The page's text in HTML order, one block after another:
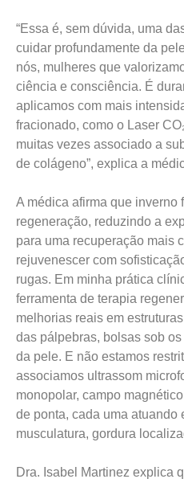
“Essa é, sem dúvida, uma
cuidar profundamente da
nós, mulheres que
ciência e consciência. É
aplicamos com mais
fracionado, como o Laser
muitas vezes associado a
de colágeno”, explica a
A médica afirma que inverno
regeneração, reduzindo a
para uma recuperação mais
rejuvenescer com
rugas. Em minha prática
ferramenta de terapia
melhorias reais em
das pálpebras, bolsas sob
da pele. E não estamos
associamos ultrassom
monopolar, campo
de ponta, cada uma
musculatura, gordura
Dra. Isabel Martinez explica